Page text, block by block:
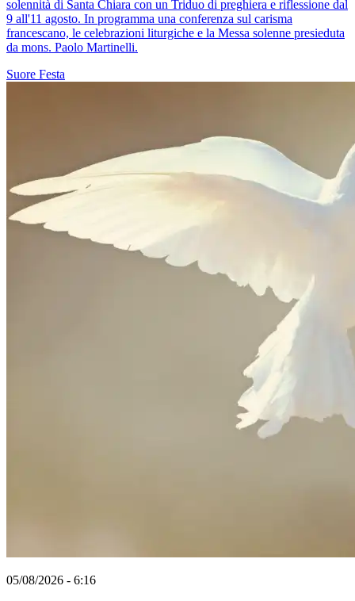
solennità di Santa Chiara con un Triduo di preghiera e riflessione dal
9 all'11 agosto. In programma una conferenza sul carisma
francescano, le celebrazioni liturgiche e la Messa solenne presieduta
da mons. Paolo Martinelli.
Suore Festa
05/08/2026 - 6:16